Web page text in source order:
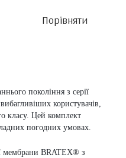
Порівняти
покоління з серії
користувачів,
класу. Цей комплект
погодних умовах.
мембрани BRATEX® з